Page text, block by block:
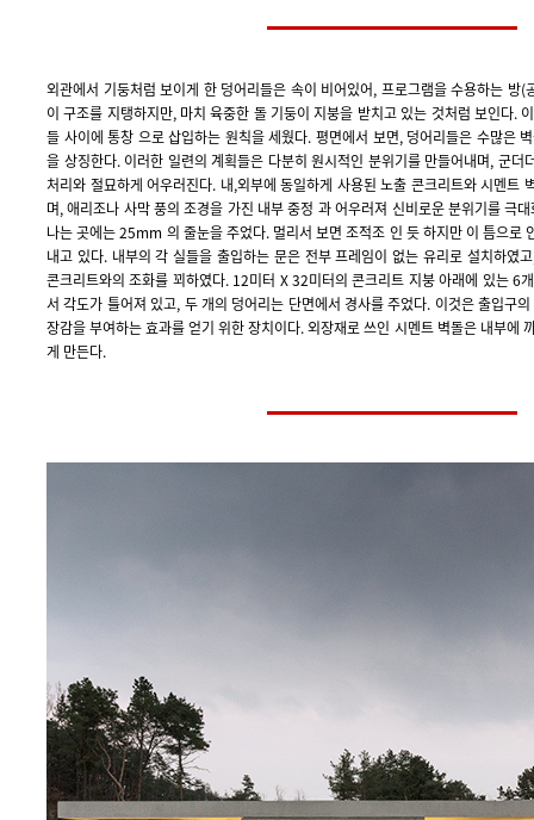
외관에서 기둥처럼 보이게 한 덩어리들은 속이 비어있어, 프로그램을 수용하는 방(
이 구조를 지탱하지만, 마치 육중한 돌 기둥이 지붕을 받치고 있는 것처럼 보인다.
들 사이에 통창 으로 삽입하는 원칙을 세웠다. 평면에서 보면, 덩어리들은 수많은
을 상징한다. 이러한 일련의 계획들은 다분히 원시적인 분위기를 만들어내며, 군더
처리와 절묘하게 어우러진다. 내,외부에 동일하게 사용된 노출 콘크리트와 시멘트
며, 애리조나 사막 풍의 조경을 가진 내부 중정 과 어우러져 신비로운 분위기를 극
나는 곳에는 25mm 의 줄눈을 주었다. 멀리서 보면 조적조 인 듯 하지만 이 틈으로
내고 있다. 내부의 각 실들을 출입하는 문은 전부 프레임이 없는 유리로 설치하였
콘크리트와의 조화를 꾀하였다. 12미터 X 32미터의 콘크리트 지붕 아래에 있는 6
서 각도가 틀어져 있고, 두 개의 덩어리는 단면에서 경사를 주었다. 이것은 출입구
장감을 부여하는 효과를 얻기 위한 장치이다. 외장재로 쓰인 시멘트 벽돌은 내부에
게 만든다.